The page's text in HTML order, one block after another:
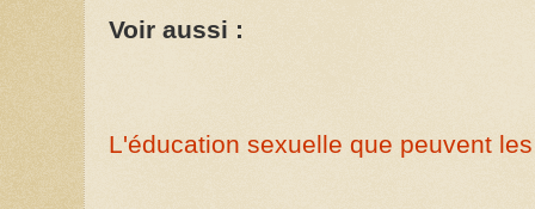
Voir aussi :
L'éducation sexuelle que peuvent